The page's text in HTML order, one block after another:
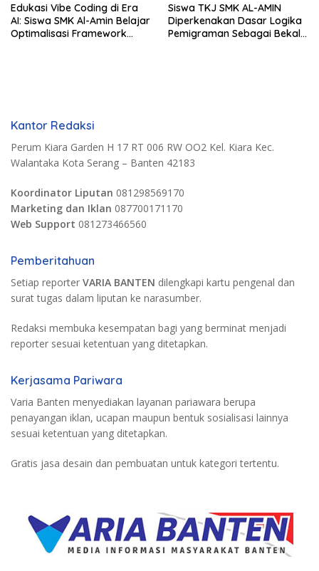
Edukasi Vibe Coding di Era
AI: Siswa SMK Al-Amin Belajar
Optimalisasi Framework
Siswa TKJ SMK AL-AMIN
Diperkenakan Dasar Logika
Pemigraman Sebagai Bekal
Kantor Redaksi
Perum Kiara Garden H 17 RT 006 RW OO2 Kel. Kiara Kec.
Walantaka Kota Serang – Banten 42183
Koordinator Liputan 081298569170
Marketing dan Iklan 087700171170
Web Support 081273466560
Pemberitahuan
Setiap reporter VARIA BANTEN dilengkapi kartu pengenal dan
surat tugas dalam liputan ke narasumber.
Redaksi membuka kesempatan bagi yang berminat menjadi
reporter sesuai ketentuan yang ditetapkan.
Kerjasama Pariwara
Varia Banten menyediakan layanan pariawara berupa
penayangan iklan, ucapan maupun bentuk sosialisasi lainnya
sesuai ketentuan yang ditetapkan.
Gratis jasa desain dan pembuatan untuk kategori tertentu.